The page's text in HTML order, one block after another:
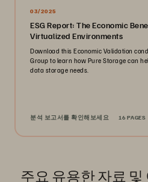
03/2025
ESG Report: The Economic
Virtualized Environments
Download this Economic Validation
Group to learn how Pure Storage can
data storage needs.
분석 보고서를 확인해보세요 16 PAGES
주요 유용한 자료